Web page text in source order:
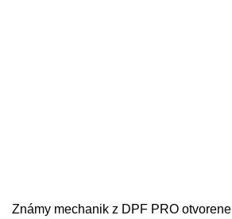
Známy mechanik z DPF PRO otvorene